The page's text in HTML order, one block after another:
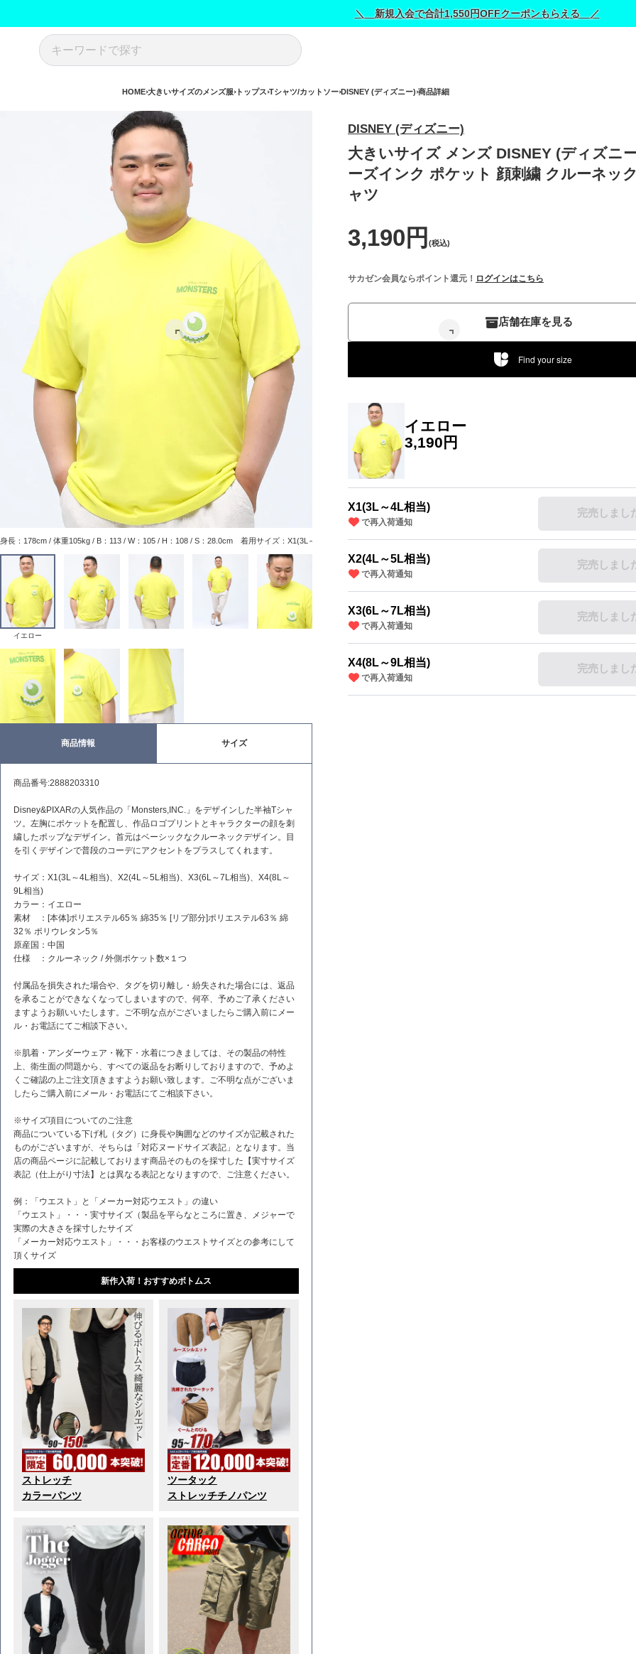
＼ 新規入会で合計1,550円OFFクーポンもらえる ／
HOME 大きいサイズのメンズ服 トップス Tシャツ/カットソー DISNEY (ディズニー) 商品詳細
DISNEY (ディズニー)
大きいサイズ メンズ DISNEY (ディズニ
ーズインク ポケット 顔刺繍 クルーネッ
ャツ
3,190円 (税込)
サカゼン会員ならポイント還元！ ログインはこちら
店舗在庫を見る
Find your size
イエロー
3,190円
X1(3L～4L相当)
で再入荷通知
完売しまし
X2(4L～5L相当)
で再入荷通知
完売しまし
X3(6L～7L相当)
で再入荷通知
完売しまし
X4(8L～9L相当)
で再入荷通知
完売しまし
身長：178cm / 体重105kg / B：113 / W：105 / H：108 / S：28.0cm 着用サイズ：X1(3L～4L相当)
イエロー
商品情報 サイズ
商品番号:2888203310
Disney&PIXARの人気作品の「Monsters,INC.」をデザインした半袖Tシャ
ツ。左胸にポケットを配置し、作品ロゴプリントとキャラクターの顔を刺
繍したポップなデザイン。首元はベーシックなクルーネックデザイン。目
を引くデザインで普段のコーデにアクセントをプラスしてくれます。
サイズ：X1(3L～4L相当)、X2(4L～5L相当)、X3(6L～7L相当)、X4(8L～
9L相当)
カラー：イエロー
素材 ：[本体]ポリエステル65％ 綿35％ [リブ部分]ポリエステル63％ 綿
32％ ポリウレタン5％
原産国：中国
仕様 ：クルーネック / 外側ポケット数×１つ
付属品を損失された場合や、タグを切り離し・紛失された場合には、返品
を承ることができなくなってしまいますので、何卒、予めご了承ください
ますようお願いいたします。ご不明な点がございましたらご購入前にメー
ル・お電話にてご相談下さい。
※肌着・アンダーウェア・靴下・水着につきましては、その製品の特性
上、衛生面の問題から、すべての返品をお断りしておりますので、予めよ
くご確認の上ご注文頂きますようお願い致します。ご不明な点がございま
したらご購入前にメール・お電話にてご相談下さい。
※サイズ項目についてのご注意
商品についている下げ札（タグ）に身長や胸囲などのサイズが記載された
ものがございますが、そちらは「対応ヌードサイズ表記」となります。当
店の商品ページに記載しております商品そのものを採寸した【実寸サイズ
表記（仕上がり寸法】とは異なる表記となりますので、ご注意ください。
例：「ウエスト」と「メーカー対応ウエスト」の違い
「ウエスト」・・・実寸サイズ（製品を平らなところに置き、メジャーで
実際の大きさを採寸したサイズ
「メーカー対応ウエスト」・・・お客様のウエストサイズとの参考にして
頂くサイズ
新作入荷！おすすめボトムス
ストレッチ
カラーパンツ
ツータック
ストレッチチノパンツ